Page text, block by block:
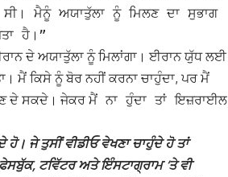
ਮੈਨੂੰ ਅਯਾਤੁੱਲਾ ਨੂੰ ਮਿਲਣ ਦਾ ਸੁਭਾਗ
ਹੈ।”
ਦੇ ਅਯਾਤੁੱਲਾ ਨੂੰ ਮਿਲਾਂਗਾ। ਈਰਾਨ ਯੁੱਧ ਲਈ
ਮੈਂ ਕਿਸੇ ਨੂੰ ਬੋਰ ਨਹੀਂ ਕਰਨਾ ਚਾਹੁੰਦਾ, ਪਰ ਮੈਂ
ਦੇ ਸਕਦੇ। ਜੇਕਰ ਮੈਂ ਨਾ ਹੁੰਦਾ ਤਾਂਇਜ਼ਰਾਈਲ
ਜੇ ਤੁਸੀਂ ਵੀਡੀਓ ਵੇਖਣਾ ਚਾਹੁੰਦੇ ਹੋ ਤਾਂ
ਟਵਿੱਟਰ ਅਤੇ ਇੰਸਟਾਗ੍ਰਾਮ ‘ਤੇ ਵੀ